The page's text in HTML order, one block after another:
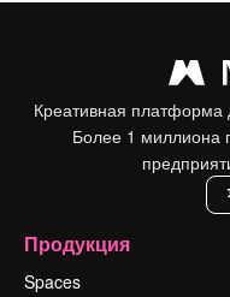
Креативная платформа
Более 1 миллиона
Продукция
Spaces